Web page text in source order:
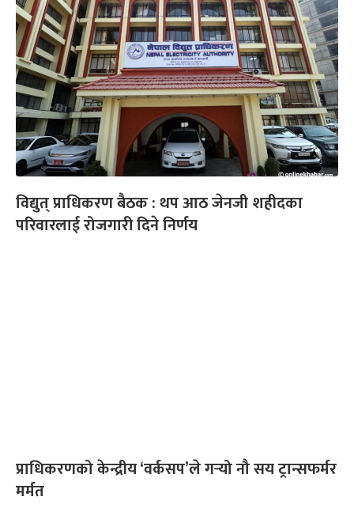
विद्युत् प्राधिकरण बैठक : थप आठ जेनजी शहीदका
परिवारलाई रोजगारी दिने निर्णय
प्राधिकरणको केन्द्रीय ‘वर्कसप’ले गर्‍यो नौ सय ट्रान्सफर्मर
मर्मत